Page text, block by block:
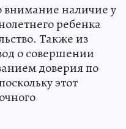
внимание наличие у
ребенка
Также из
о совершении
доверия по
этот